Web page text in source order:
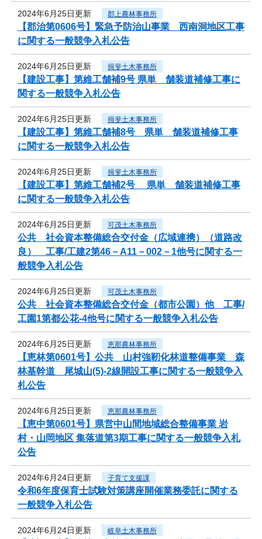
2024年6月25日更新 郡上農林事務所
【郡治第0606号】緊急予防治山事業 西南洞地区工事
に関する一般競争入札公告
2024年6月25日更新 揖斐土木事務所
【建設工事】第維工舗補9号 県単 舗装道補修工事に
関する一般競争入札公告
2024年6月25日更新 揖斐土木事務所
【建設工事】第維工舗補8号 県単 舗装道補修工事
に関する一般競争入札公告
2024年6月25日更新 揖斐土木事務所
【建設工事】第維工舗補2号 県単 舗装道補修工事
に関する一般競争入札公告
2024年6月25日更新 可茂土木事務所
公共 社会資本整備総合交付金（広域連携）（道路改
良） 工事/工建2第46－A11－002－1他号に関する一
般競争入札公告
2024年6月25日更新 可茂土木事務所
公共 社会資本整備総合交付金（都市公園）他 工事/
工園1第都公花-4他号に関する一般競争入札公告
2024年6月25日更新 恵那農林事務所
【恵林第0601号】公共 山村強靭化林道整備事業 森
林基幹道 尾城山(5)-2線開設工事に関する一般競争入
札公告
2024年6月25日更新 恵那農林事務所
【恵中第0601号】県営中山間地域総合整備事業 岩
村・山岡地区 集落道第3期工事に関する一般競争入札
公告
2024年6月24日更新 子育て支援課
令和6年度保育士試験対策講座開催業務委託に関する
一般競争入札公告
2024年6月24日更新 岐阜土木事務所